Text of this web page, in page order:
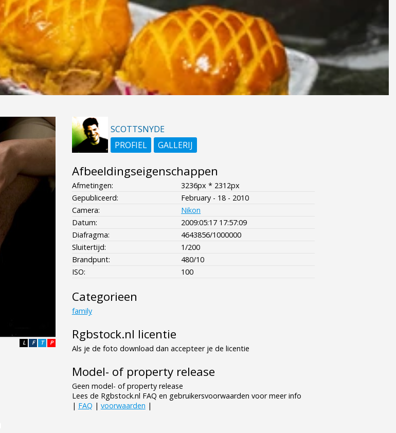
P
T
F
L
SCOTTSNYDE
PROFIEL
GALLERIJ
Afbeeldingseigenschappen
Afmetingen:
3236px * 2312px
Gepubliceerd:
February - 18 - 2010
Camera:
Nikon
Datum:
2009:05:17 17:57:09
Diafragma:
4643856/1000000
Sluitertijd:
1/200
Brandpunt:
480/10
ISO:
100
Categorieen
family
Rgbstock.nl licentie
Als je de foto download dan accepteer je de licentie
Model- of property release
Geen model- of property release
Lees de Rgbstock.nl FAQ en gebruikersvoorwaarden voor meer info
| FAQ | voorwaarden |